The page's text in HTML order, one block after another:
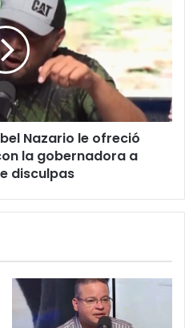
Nazario le ofreció
la gobernadora a
disculpas